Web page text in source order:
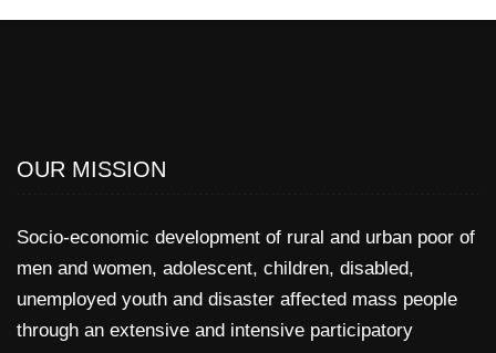
OUR MISSION
Socio-economic development of rural and urban poor of
men and women, adolescent, children, disabled,
unemployed youth and disaster affected mass people
through an extensive and intensive participatory